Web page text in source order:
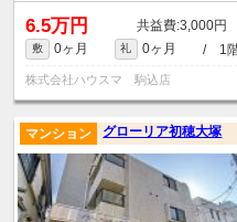
6.5万円 3,000円
敷 0ヶ月 礼 0ヶ月 / 1階
株式会社ハウスマ 駒込店
グローリア初穂大塚
マンション